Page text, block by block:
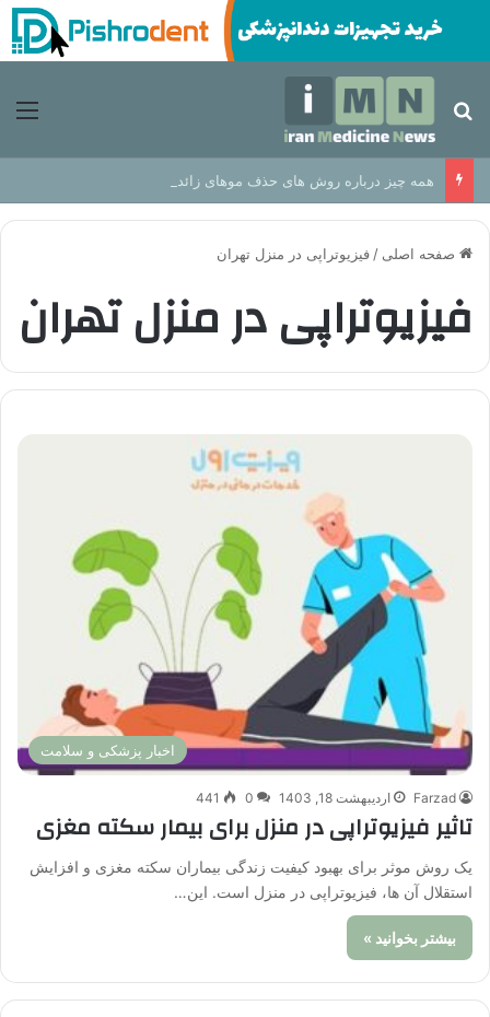
جستجو برای
همه چیز درباره روش های حذف موهای زائد از مزایا تا عوارض
صفحه اصلی / فیزیوتراپی در منزل تهران
فیزیوتراپی در منزل تهران
اخبار پزشکی و سلامت
Farzad اردیبهشت 18, 1403 0
441
تاثیر فیزیوتراپی در منزل برای بیمار سکته مغزی
یک روش موثر برای بهبود کیفیت زندگی بیماران سکته مغزی و افزایش
استقلال آن ها، فیزیوتراپی در منزل است. این…
بیشتر بخوانید »